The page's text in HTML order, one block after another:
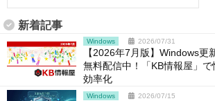
新着記事
Windows 2026/07/31
【2026年7月版】Windows更
無料配信中！「KB情報屋」
効率化
Windows 2026/07/15